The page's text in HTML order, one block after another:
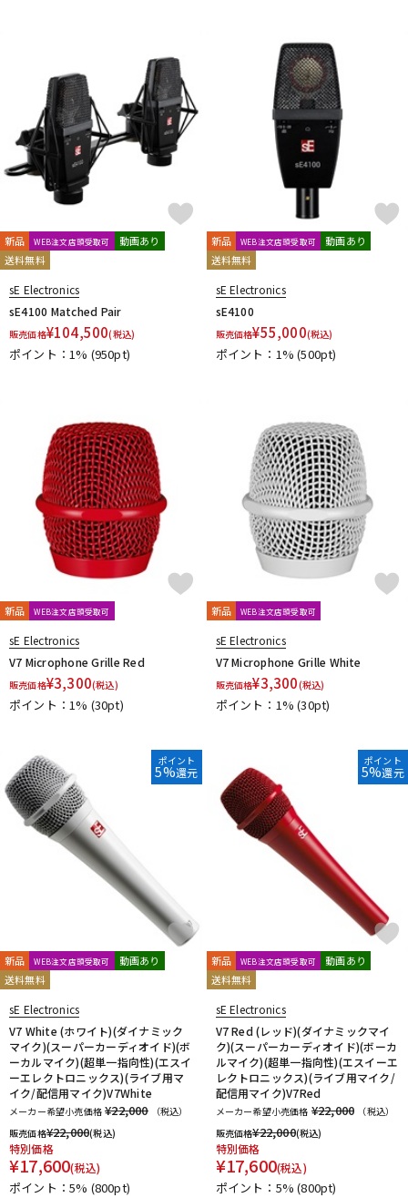
新品 WEB注文店頭受取可
動画あり
送料無料
sE Electronics
sE4100 Matched Pair
販売価格¥104,500(税込)
ポイント：1% (950pt)
新品 WEB注文店頭受取可
動画あり
送料無料
sE Electronics
sE4100
販売価格¥55,000(税込)
ポイント：1%(500pt)
新品 WEB注文店頭受取可
sE Electronics
V7 Microphone Grille Red
販売価格¥3,300(税込)
ポイント：1% (30pt)
新品 WEB注文店頭受取可
sE Electronics
V7 Microphone Grille White
販売価格¥3,300(税込)
ポイント：1%(30pt)
ポイント
5%還元
新品 WEB注文店頭受取可
動画あり
送料無料
sE Electronics
V7 White (ホワイト)(ダイナミック
マイク)(スーパーカーディオイド)(ボ
ーカルマイク)(超単一指向性)(エスイ
ーエレクトロニックス)(ライブ用マ
イク/配信用マイク)V7White
メーカー希望小売価格 ¥22,000
（税込）
販売価格¥22,000(税込)
特別価格
¥17,600(税込)
ポイント：5% (800pt)
ポイント
5%還元
新品 WEB注文店頭受取可
動画あり
送料無料
sE Electronics
V7 Red (レッド)(ダイナミックマイ
ク)(スーパーカーディオイド)(ボーカ
ルマイク)(超単一指向性)(エスイーエ
レクトロニックス)(ライブ用マイク/
配信用マイク)V7Red
メーカー希望小売価格 ¥22,000
（税込）
販売価格¥22,000(税込)
特別価格
¥17,600(税込)
ポイント：5%(800pt)